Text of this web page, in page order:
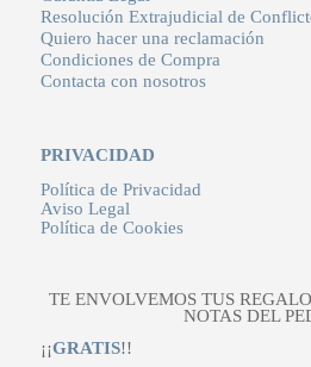
Resolución Extrajudicial de
Quiero hacer una reclamación
Condiciones de Compra
Contacta con nosotros
PRIVACIDAD
Política de Privacidad
Aviso Legal
Política de Cookies
TE ENVOLVEMOS TUS
NOTAS DEL
¡¡GRATIS!!